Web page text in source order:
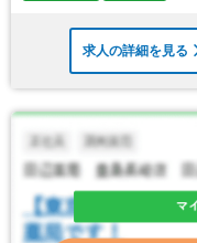
求人の詳細を見る